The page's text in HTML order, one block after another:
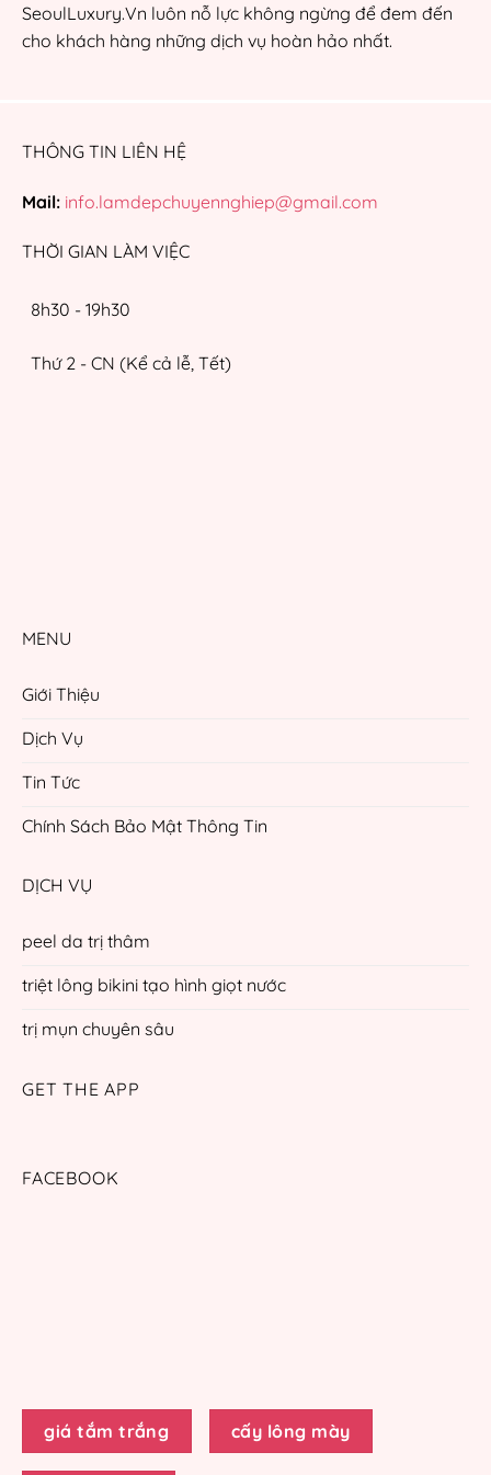
SeoulLuxury.Vn luôn nỗ lực không ngừng để đem đến
cho khách hàng những dịch vụ hoàn hảo nhất.
THÔNG TIN LIÊN HỆ
Mail: info.lamdepchuyennghiep@gmail.com
THỜI GIAN LÀM VIỆC
8h30 - 19h30
Thứ 2 - CN (Kể cả lễ, Tết)
MENU
Giới Thiệu
Dịch Vụ
Tin Tức
Chính Sách Bảo Mật Thông Tin
DỊCH VỤ
peel da trị thâm
triệt lông bikini tạo hình giọt nước
trị mụn chuyên sâu
GET THE APP
FACEBOOK
giá tắm trắng cấy lông mày